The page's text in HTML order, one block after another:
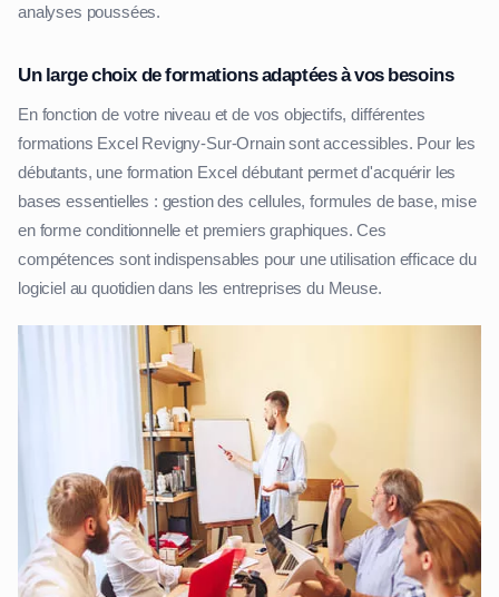
analyses poussées.
Un large choix de formations adaptées à vos besoins
En fonction de votre niveau et de vos objectifs, différentes
formations Excel Revigny-Sur-Ornain sont accessibles. Pour les
débutants, une formation Excel débutant permet d'acquérir les
bases essentielles : gestion des cellules, formules de base, mise
en forme conditionnelle et premiers graphiques. Ces
compétences sont indispensables pour une utilisation efficace du
logiciel au quotidien dans les entreprises du Meuse.